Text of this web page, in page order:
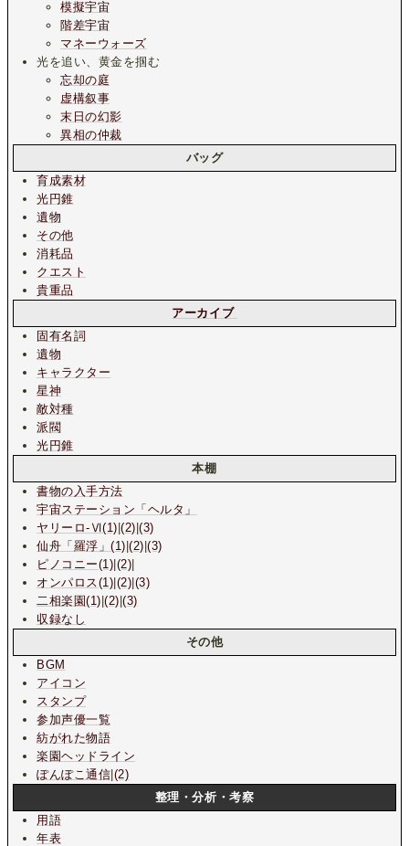
模擬宇宙
階差宇宙
マネーウォーズ
光を追い、黄金を掴む
忘却の庭
虚構叙事
末日の幻影
異相の仲裁
バッグ
育成素材
光円錐
遺物
その他
消耗品
クエスト
貴重品
アーカイブ
固有名詞
遺物
キャラクター
星神
敵対種
派閥
光円錐
本棚
書物の入手方法
宇宙ステーション 「ヘルタ」
ヤリーロ-Ⅵ(1) |(2) |(3)
仙舟「羅浮」(1) |(2) |(3)
ピノコニー(1) (2)
オンパロス(1) (2) (3)
二相楽園(1) |(2) |(3)
収録なし
その他
BGM
アイコン
スタンプ
参加声優一覧
紡がれた物語
楽園ヘッドライン
ぽんぽこ通信 (2)
整理・分析・考察
用語
年表